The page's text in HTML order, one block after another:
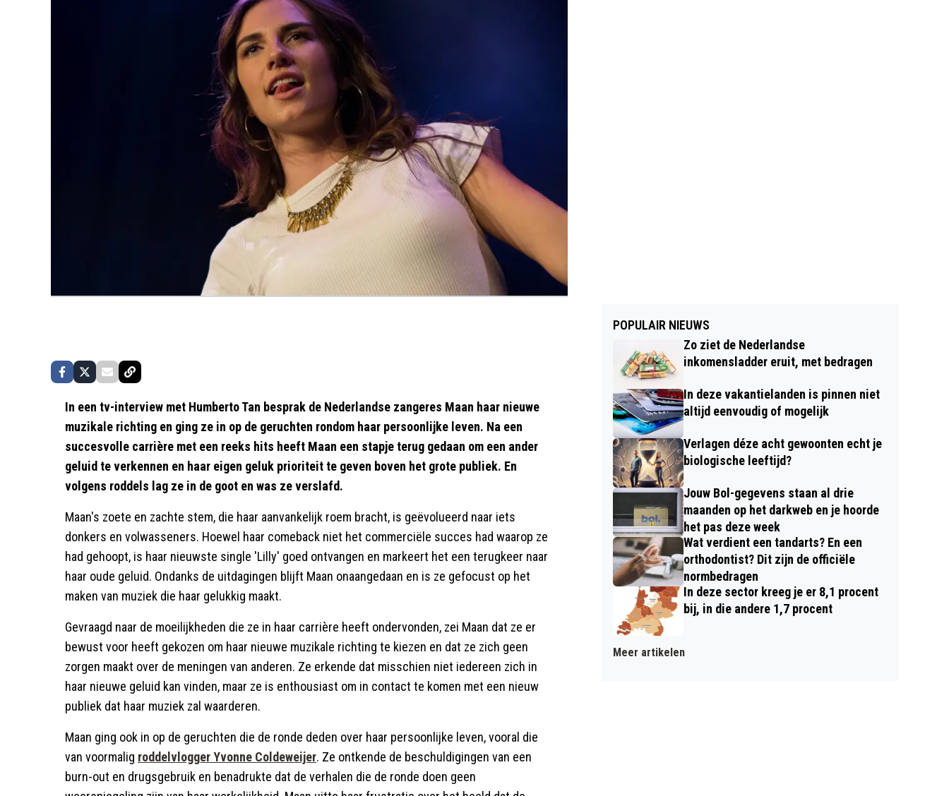
In een tv-interview met Humberto Tan besprak de Nederlandse zangeres Maan haar nieuwe
muzikale richting en ging ze in op de geruchten rondom haar persoonlijke leven. Na een
succesvolle carrière met een reeks hits heeft Maan een stapje terug gedaan om een ander
geluid te verkennen en haar eigen geluk prioriteit te geven boven het grote publiek. En
volgens roddels lag ze in de goot en was ze verslafd.
Maan's zoete en zachte stem, die haar aanvankelijk roem bracht, is geëvolueerd naar iets
donkers en volwasseners. Hoewel haar comeback niet het commerciële succes had waarop ze
had gehoopt, is haar nieuwste single 'Lilly' goed ontvangen en markeert het een terugkeer naar
haar oude geluid. Ondanks de uitdagingen blijft Maan onaangedaan en is ze gefocust op het
maken van muziek die haar gelukkig maakt.
Gevraagd naar de moeilijkheden die ze in haar carrière heeft ondervonden, zei Maan dat ze er
bewust voor heeft gekozen om haar nieuwe muzikale richting te kiezen en dat ze zich geen
zorgen maakt over de meningen van anderen. Ze erkende dat misschien niet iedereen zich in
haar nieuwe geluid kan vinden, maar ze is enthousiast om in contact te komen met een nieuw
publiek dat haar muziek zal waarderen.
Maan ging ook in op de geruchten die de ronde deden over haar persoonlijke leven, vooral die
van voormalig roddelvlogger Yvonne Coldeweijer. Ze ontkende de beschuldigingen van een
burn-out en drugsgebruik en benadrukte dat de verhalen die de ronde doen geen
POPULAIR NIEUWS
Zo ziet de Nederlandse
inkomensladder eruit, met bedragen
In deze vakantielanden is pinnen niet
altijd eenvoudig of mogelijk
Verlagen déze acht gewoonten echt je
biologische leeftijd?
Jouw Bol-gegevens staan al drie
maanden op het darkweb en je hoorde
het pas deze week
Wat verdient een tandarts? En een
orthodontist? Dit zijn de officiële
normbedragen
In deze sector kreeg je er 8,1 procent
bij, in die andere 1,7 procent
Meer artikelen